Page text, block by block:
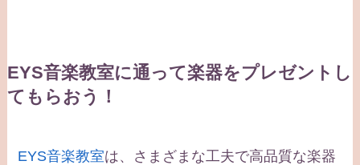
EYS音楽教室に通って楽器をプレゼントし
てもらおう！
EYS音楽教室は、さまざまな工夫で高品質な楽器